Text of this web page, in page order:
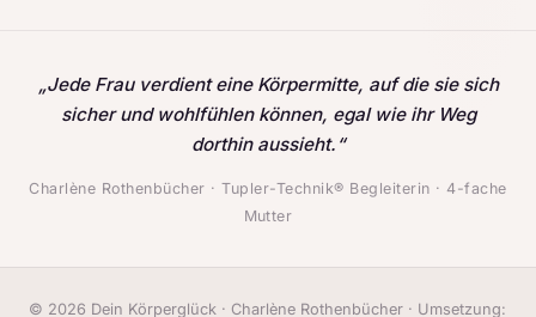
„Jede Frau verdient eine Körpermitte, auf die sie sich
sicher und wohlfühlen können, egal wie ihr Weg
dorthin aussieht.“
Charlène Rothenbücher · Tupler-Technik® Begleiterin · 4-fache
Mutter
© 2026 Dein Körperglück · Charlène Rothenbücher · Umsetzung: